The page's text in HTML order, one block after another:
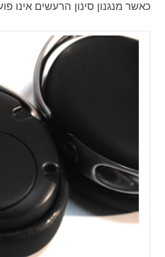
כאשר מנגנון סינון הרעשים אינו